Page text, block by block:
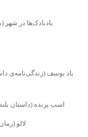
بادبادک‌ها در
یاد یوسف (زندگى‌نامه‌ى
اسب پرنده (داستان
لالو